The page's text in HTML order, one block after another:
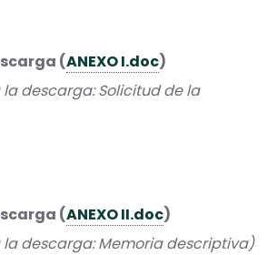
(ANEXO I.doc)
descarga: Solicitud de la
(ANEXO II.doc)
la descarga: Memoria descriptiva)